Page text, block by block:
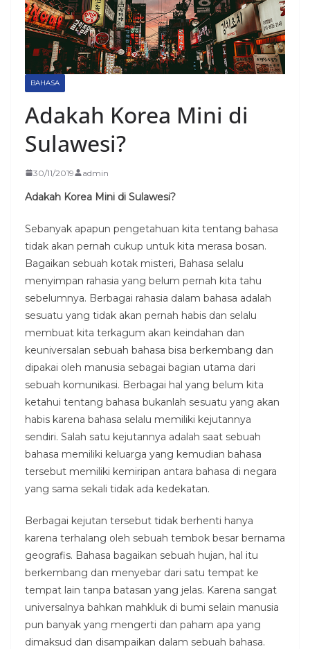
BAHASA
Adakah Korea Mini di
Sulawesi?
30/11/2019 admin
Adakah Korea Mini di Sulawesi?
Sebanyak apapun pengetahuan kita tentang bahasa
tidak akan pernah cukup untuk kita merasa bosan.
Bagaikan sebuah kotak misteri, Bahasa selalu
menyimpan rahasia yang belum pernah kita tahu
sebelumnya. Berbagai rahasia dalam bahasa adalah
sesuatu yang tidak akan pernah habis dan selalu
membuat kita terkagum akan keindahan dan
keuniversalan sebuah bahasa bisa berkembang dan
dipakai oleh manusia sebagai bagian utama dari
sebuah komunikasi. Berbagai hal yang belum kita
ketahui tentang bahasa bukanlah sesuatu yang akan
habis karena bahasa selalu memiliki kejutannya
sendiri. Salah satu kejutannya adalah saat sebuah
bahasa memiliki keluarga yang kemudian bahasa
tersebut memiliki kemiripan antara bahasa di negara
yang sama sekali tidak ada kedekatan.
Berbagai kejutan tersebut tidak berhenti hanya
karena terhalang oleh sebuah tembok besar bernama
geografis. Bahasa bagaikan sebuah hujan, hal itu
berkembang dan menyebar dari satu tempat ke
tempat lain tanpa batasan yang jelas. Karena sangat
universalnya bahkan mahkluk di bumi selain manusia
pun banyak yang mengerti dan paham apa yang
dimaksud dan disampaikan dalam sebuah bahasa.